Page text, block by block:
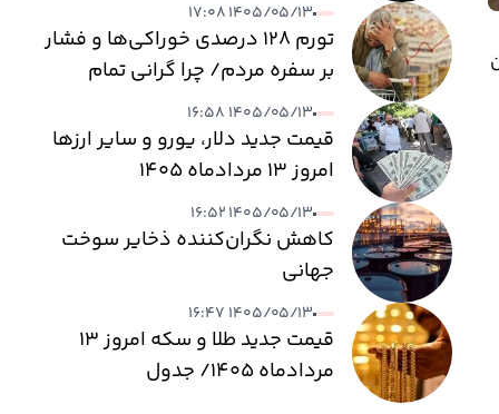
۱۴۰۵/۰۵/۱۳ ۱۷:۰۸
تورم ۱۲۸ درصدی خوراکی‌ها و فشار
بر سفره مردم/ چرا گرانی تمام
نمی‌شود؟
۱۴۰۵/۰۵/۱۳ ۱۶:۵۸
قیمت جدید دلار، یورو و سایر ارزها
امروز ۱۳ مردادماه ۱۴۰۵
۱۴۰۵/۰۵/۱۳ ۱۶:۵۲
کاهش نگران‌کننده ذخایر سوخت
جهانی
۱۴۰۵/۰۵/۱۳ ۱۶:۴۷
قیمت جدید طلا و سکه امروز ۱۳
مردادماه ۱۴۰۵/ جدول